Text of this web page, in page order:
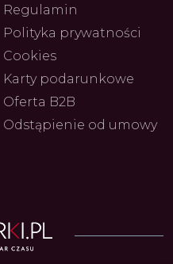
Regulamin
Polityka prywatności
Cookies
Karty podarunkowe
Oferta B2B
Odstąpienie od umowy